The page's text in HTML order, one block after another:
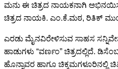
ಮನು ಈ ಚಿತ್ರದ ನಾಯಕನಾಗಿ
ಚಿತ್ರದ ನಾಯಕಿ. ಎಂ.ಕೆ.ಮಠ, ರಿತಿಕ್
ಎರಡು ಮೈನವಿರೇಳಿಸುವ ಸಾಹಸ
ಹಾಡುಗಳು “ವರ್ಣಂ” ಚಿತ್ರದಲ್ಲಿದೆ.
ಹೊನ್ನಾವರ ಹಾಗೂ ಚಿಕ್ಕಮಗಳೂರಿನಲ್ಲಿ